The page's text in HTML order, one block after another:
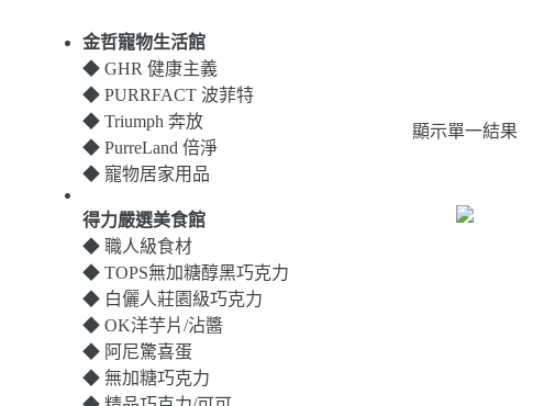
顯示單一結果
金哲寵物生活館
◆ GHR 健康主義
◆ PURRFACT 波菲特
◆ Triumph 奔放
◆ PurreLand 倍淨
◆ 寵物居家用品
得力嚴選美食館
◆ 職人級食材
◆ TOPS無加糖醇黑巧克力
◆ 白儷人莊園級巧克力
◆ OK洋芋片/沾醬
◆ 阿尼驚喜蛋
◆ 無加糖巧克力